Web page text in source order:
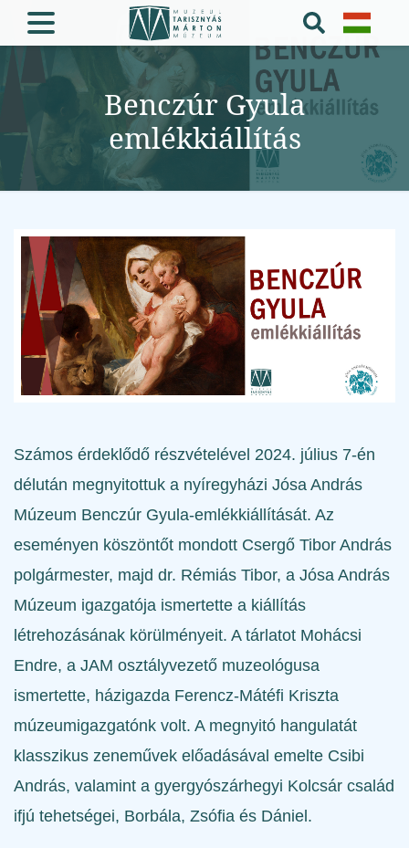
Benczúr Gyula
emlékkiállítás
Számos érdeklődő részvételével 2024. július 7-én
délután megnyitottuk a nyíregyházi Jósa András
Múzeum Benczúr Gyula-emlékkiállítását. Az
eseményen köszöntőt mondott Csergő Tibor András
polgármester, majd dr. Rémiás Tibor, a Jósa András
Múzeum igazgatója ismertette a kiállítás
létrehozásának körülményeit. A tárlatot Mohácsi
Endre, a JAM osztályvezető muzeológusa
ismertette, házigazda Ferencz-Mátéfi Kriszta
múzeumigazgatónk volt. A megnyitó hangulatát
klasszikus zeneművek előadásával emelte Csibi
András, valamint a gyergyószárhegyi Kolcsár család
ifjú tehetségei, Borbála, Zsófia és Dániel.